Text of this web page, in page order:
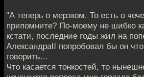
"А теперь о мерзком. То есть о
припомните? По-моему не шибко
кстати, последние годы жил на
АлександраII попробовал бы он
говорить...
Что касается тонкостей, то